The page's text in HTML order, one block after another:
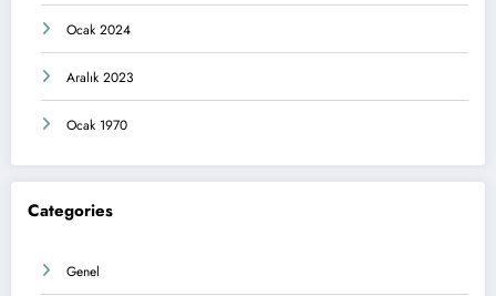
Ocak 2024
Aralık 2023
Ocak 1970
Categories
Genel